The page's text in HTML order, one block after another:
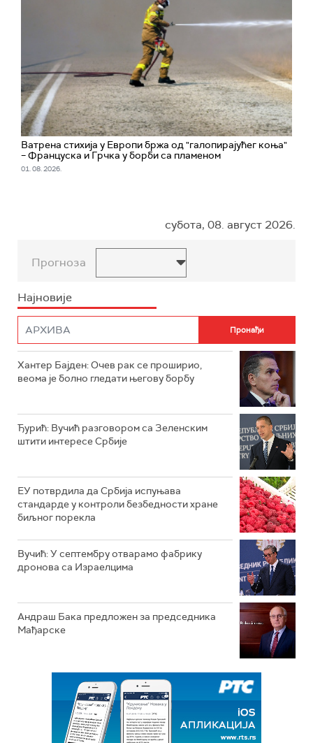
Ватрена стихија у Европи бржа од "галопирајућег коња"
– Француска и Грчка у борби са пламеном
01. 08. 2026.
субота, 08. август 2026.
Прогноза
Најновије
Хантер Бајден: Очев рак се проширио,
веома је болно гледати његову борбу
Ђурић: Вучић разговором са Зеленским
штити интересе Србије
ЕУ потврдила да Србија испуњава
стандарде у контроли безбедности хране
биљног порекла
Вучић: У септембру отварамо фабрику
дронова са Израелцима
Андраш Бакa предложен за председника
Мађарске